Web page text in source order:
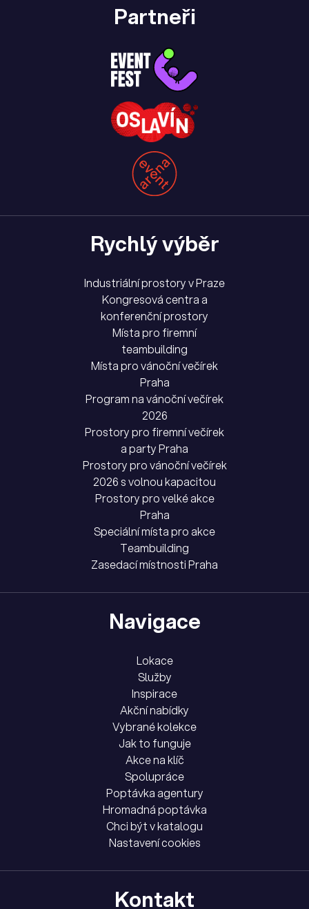
Partneři
Rychlý výběr
Industriální prostory v Praze
Kongresová centra a
konferenční prostory
Místa pro firemní
teambuilding
Místa pro vánoční večírek
Praha
Program na vánoční večírek
2026
Prostory pro firemní večírek
a party Praha
Prostory pro vánoční večírek
2026 s volnou kapacitou
Prostory pro velké akce
Praha
Speciální místa pro akce
Teambuilding
Zasedací místnosti Praha
Navigace
Lokace
Služby
Inspirace
Akční nabídky
Vybrané kolekce
Jak to funguje
Akce na klíč
Spolupráce
Poptávka agentury
Hromadná poptávka
Chci být v katalogu
Nastavení cookies
Kontakt